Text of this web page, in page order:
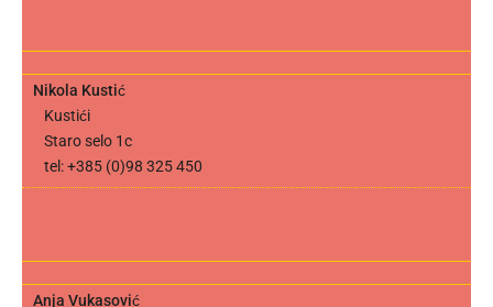
Nikola Kustić
Kustići
Staro selo 1c
tel: +385 (0)98 325 450
Anja Vukasović